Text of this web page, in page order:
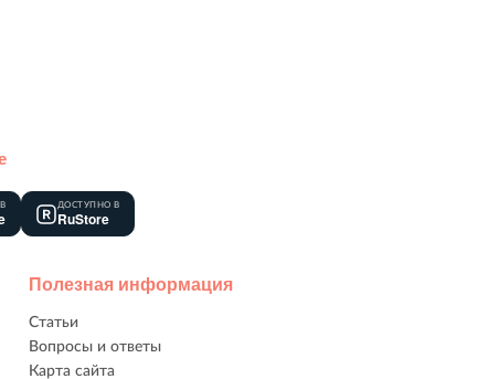
ДОСТУПНО В
RuStore
Полезная информация
Статьи
Вопросы и ответы
Карта сайта